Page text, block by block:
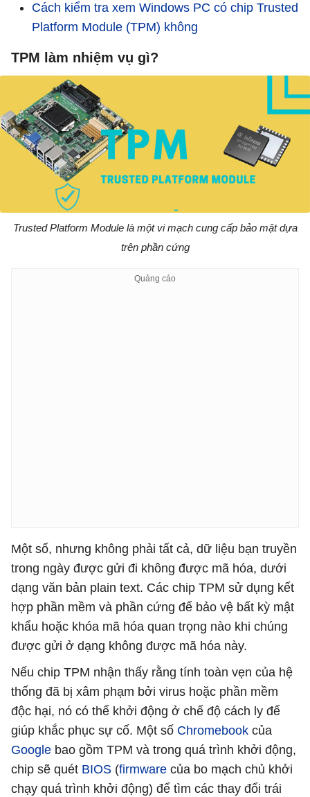
Cách kiểm tra xem Windows PC có chip Trusted
Platform Module (TPM) không
TPM làm nhiệm vụ gì?
Trusted Platform Module là một vi mạch cung cấp bảo mật dựa
trên phần cứng
Một số, nhưng không phải tất cả, dữ liệu bạn truyền
trong ngày được gửi đi không được mã hóa, dưới
dạng văn bản plain text. Các chip TPM sử dụng kết
hợp phần mềm và phần cứng để bảo vệ bất kỳ mật
khẩu hoặc khóa mã hóa quan trọng nào khi chúng
được gửi ở dạng không được mã hóa này.
Nếu chip TPM nhận thấy rằng tính toàn vẹn của hệ
thống đã bị xâm phạm bởi virus hoặc phần mềm
độc hại, nó có thể khởi động ở chế độ cách ly để
giúp khắc phục sự cố. Một số Chromebook của
Google bao gồm TPM và trong quá trình khởi động,
chip sẽ quét BIOS (firmware của bo mạch chủ khởi
chạy quá trình khởi động) để tìm các thay đổi trái